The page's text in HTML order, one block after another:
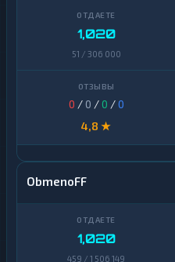
1,020
51 / 306 000
0 / 0 /0 /0
4,8 ★
ObmenoFF
1,020
459 / 1 506 149